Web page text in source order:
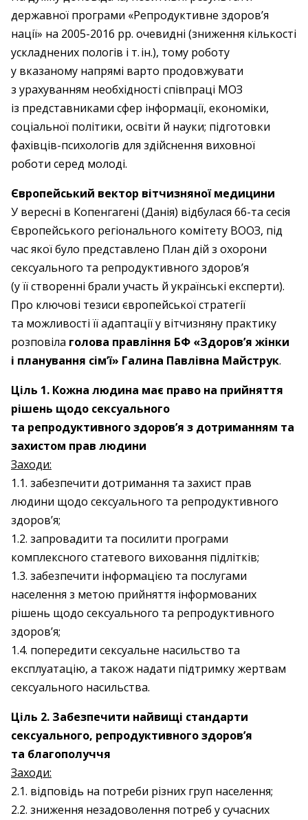
державної програми «Репродуктивне здоров’я
нації» на 2005-2016 рр. очевидні (зниження кількості
ускладнених пологів і т. ін.), тому роботу
у вказаному напрямі варто продовжувати
з урахуванням необхідності співпраці МОЗ
із представниками сфер інформації, економіки,
соціальної політики, освіти й науки; підготовки
фахівців-психологів для здійснення виховної
роботи серед молоді.
Європейський вектор вітчизняної медицини
У вересні в Копенгагені (Данія) відбулася 66-та сесія
Європейського регіонального комітету ВООЗ, під
час якої було представлено План дій з охорони
сексуального та репродуктивного здоров’я
(у її створенні брали участь й українські експерти).
Про ключові тезиси європейської стратегії
та можливості її адаптації у вітчизняну практику
розповіла голова правління БФ «Здоров’я жінки
і планування сім’ї» Галина Павлівна Майструк.
Ціль 1. Кожна людина має право на прийняття
рішень щодо сексуального
та репродуктивного здоров’я з дотриманням та
захистом прав людини
Заходи:
1.1. забезпечити дотримання та захист прав
людини щодо сексуального та репродуктивного
здоров’я;
1.2. запровадити та посилити програми
комплексного статевого виховання підлітків;
1.3. забезпечити інформацією та послугами
населення з метою прийняття інформованих
рішень щодо сексуального та репродуктивного
здоров’я;
1.4. попередити сексуальне насильство та
експлуатацію, а також надати підтримку жертвам
сексуального насильства.
Ціль 2. Забезпечити найвищі стандарти
сексуального, репродуктивного здоров’я
та благополуччя
Заходи:
2.1. відповідь на потреби різних груп населення;
2.2. зниження незадоволення потреб у сучасних